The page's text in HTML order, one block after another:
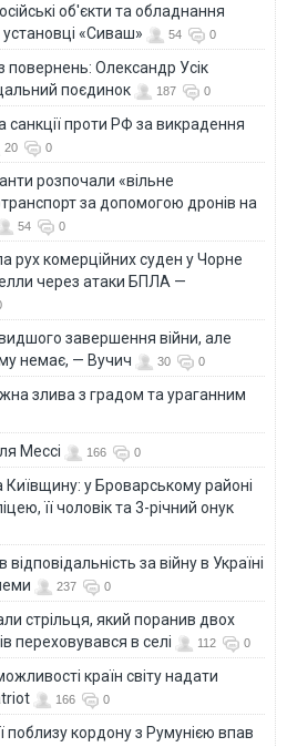
об'єкти та обладнання
«Сиваш»
54 0
повернень: Олександр Усік
поєдинок
187 0
санкції проти РФ за викрадення
20 0
розпочали «вільне
за допомогою дронів на
54 0
рух комерційних суден у Чорне
через атаки БПЛА —
завершення війни, але
немає, — Вучич
30 0
злива з градом та ураганним
Мессі 166 0
Київщину: у Броварському районі
її чоловік та 3-річний онук
за війну в Україні
237 0
стрільця, який поранив двох
переховувався в селі
112 0
країн світу надати
166 0
поблизу кордону з Румунією впав